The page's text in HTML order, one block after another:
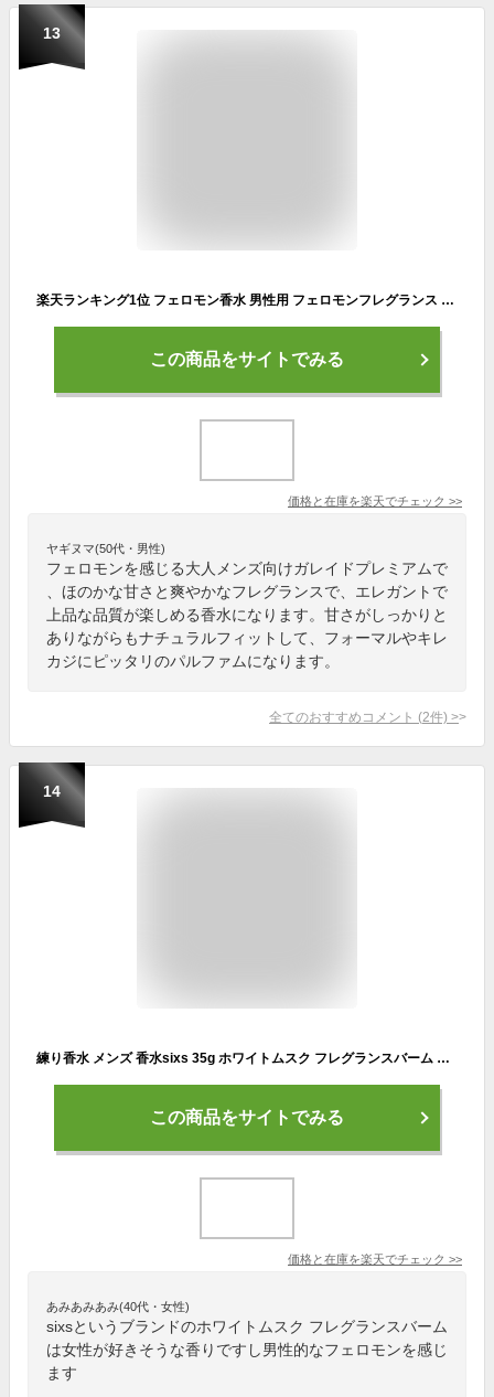
13
楽天ランキング1位 フェロモン香水 男性用 フェロモンフレグランス GALLEIDO ガレイド プレミアム パルファム 30ml 男性香水 メンズ 男性 女性 香水 大人 モテ モテる おすすめ フェロモン ガレイド香水
この商品をサイトでみる
価格と在庫を楽天でチェック >>
ヤギヌマ(50代・男性)
フェロモンを感じる大人メンズ向けガレイドプレミアムで
、ほのかな甘さと爽やかなフレグランスで、エレガントで
上品な品質が楽しめる香水になります。甘さがしっかりと
ありながらもナチュラルフィットして、フォーマルやキレ
カジにピッタリのパルファムになります。
全てのおすすめコメント (2件) >
14
練り香水 メンズ 香水sixs 35g ホワイトムスク フレグランスバーム ねり香水 お試し 練香水 男性 ギフト プレゼント シトラス オーシャン ムスク 2種 メンズ用 フレグランス アロマ フレグランスクリーム 送料無料 メール便 LEOMEN
この商品をサイトでみる
価格と在庫を楽天でチェック >>
あみあみあみ(40代・女性)
sixsというブランドのホワイトムスク フレグランスバーム
は女性が好きそうな香りですし男性的なフェロモンを感じ
ます